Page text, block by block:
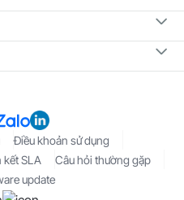
Điều khoản sử dụng
kết SLA
Câu hỏi thường gặp
update